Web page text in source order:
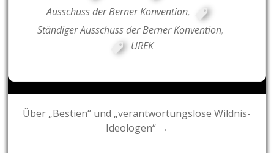
Ausschuss der Berner Konvention,
Ständiger Ausschuss der Berner Konvention,
UREK
Post
navigation
Über „Bestien“ und „verantwortungslose Wildnis-
Ideologen“ →